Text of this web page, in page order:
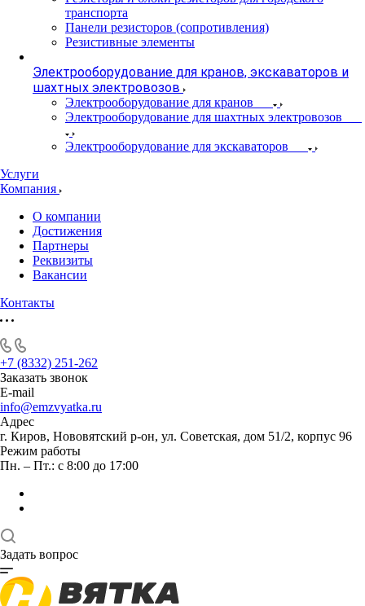
транспорта
Панели резисторов (сопротивления)
Резистивные элементы
Электрооборудование для кранов, экскаваторов и
шахтных электровозов
Электрооборудование для кранов
Электрооборудование для шахтных электровозов
Электрооборудование для экскаваторов
Услуги
Компания
О компании
Достижения
Партнеры
Реквизиты
Вакансии
Контакты
+7 (8332) 251-262
Заказать звонок
E-mail
info@emzvyatka.ru
Адрес
г. Киров, Нововятский р-он, ул. Советская, дом 51/2, корпус 96
Режим работы
Пн. – Пт.: с 8:00 до 17:00
Задать вопрос